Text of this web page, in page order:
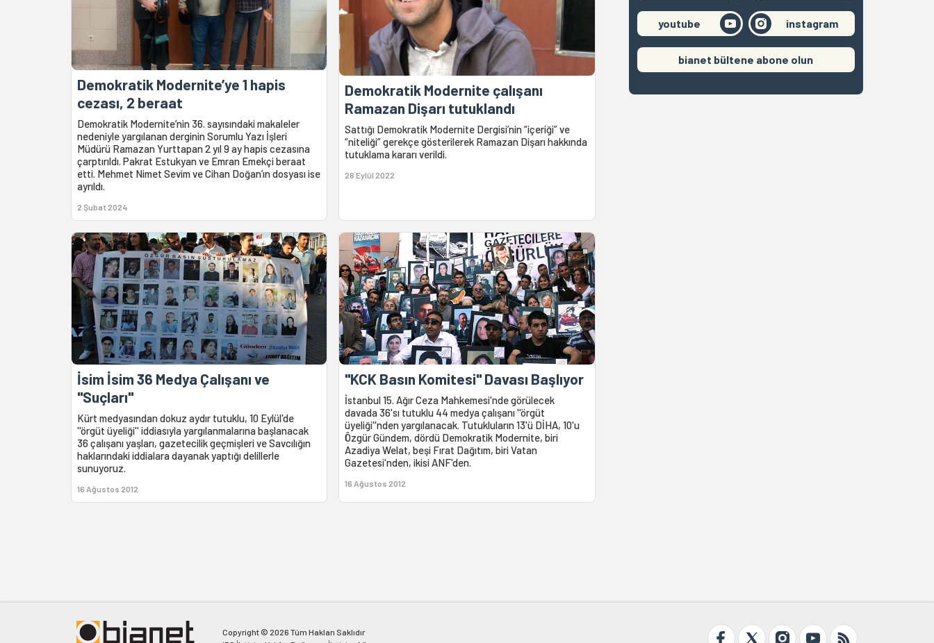
Demokratik Modernite’ye 1 hapis
cezası, 2 beraat
Demokratik Modernite’nin 36. sayısındaki makaleler
nedeniyle yargılanan derginin Sorumlu Yazı İşleri
Müdürü Ramazan Yurttapan 2 yıl 9 ay hapis cezasına
çarptırıldı. Pakrat Estukyan ve Emran Emekçi beraat
etti. Mehmet Nimet Sevim ve Cihan Doğan’ın dosyası ise
ayrıldı.
2 Şubat 2024
Demokratik Modernite çalışanı
Ramazan Dişarı tutuklandı
Sattığı Demokratik Modernite Dergisi’nin “içeriği” ve
“niteliği” gerekçe gösterilerek Ramazan Dişarı hakkında
tutuklama kararı verildi.
26 Eylül 2022
İsim İsim 36 Medya Çalışanı ve
''Suçları''
Kürt medyasından dokuz aydır tutuklu, 10 Eylül'de
''örgüt üyeliği'' iddiasıyla yargılanmalarına başlanacak
36 çalışanı yaşları, gazetecilik geçmişleri ve Savcılığın
haklarındaki iddialara dayanak yaptığı delillerle
sunuyoruz.
16 Ağustos 2012
''KCK Basın Komitesi'' Davası Başlıyor
İstanbul 15. Ağır Ceza Mahkemesi'nde görülecek
davada 36'sı tutuklu 44 medya çalışanı ''örgüt
üyeliği''nden yargılanacak. Tutukluların 13'ü DİHA, 10'u
Özgür Gündem, dördü Demokratik Modernite, biri
Azadiya Welat, beşi Fırat Dağıtım, biri Vatan
Gazetesi'nden, ikisi ANF'den.
16 Ağustos 2012
youtube instagram
bianet bültene abone olun
Copyright © 2026 Tüm Hakları Saklıdır